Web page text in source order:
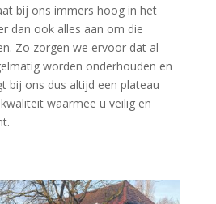
bij ons immers hoog in het
dan ook alles aan om die
Zo zorgen we ervoor dat al
worden onderhouden en
bij ons dus altijd een plateau
waarmee u veilig en